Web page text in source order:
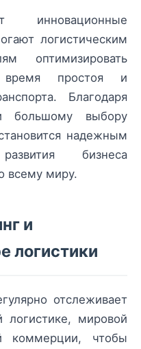
инновационные
логистическим
оптимизировать
время простоя и
Благодаря
большому выбору
надежным
бизнеса
всему миру.
и
логистики
отслеживает
мировой
коммерции, чтобы